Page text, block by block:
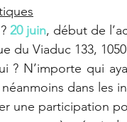
20 juin, début de
du Viaduc 133,
? N’importe qui
dans les
une participation